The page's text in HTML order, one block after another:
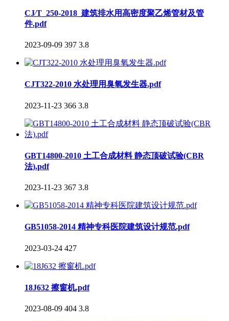
CJ∕T_250-2018_建筑排水用高密度聚乙烯管材及管
件.pdf
2023-09-09 397 3.8
CJT322-2010 水处理用臭氧发生器.pdf
2023-11-23 366 3.8
GBT14800-2010 土工合成材料 静态顶破试验(CBR
法).pdf
2023-11-23 367 3.8
GB51058-2014 精神专科医院建筑设计规范.pdf
2023-03-24 427
18J632 擦窗机.pdf
2023-08-09 404 3.8